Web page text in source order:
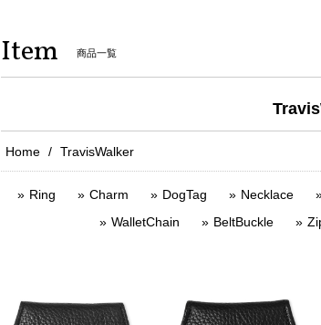
Item 商品一覧
Home TravisWalker
Ring Charm DogTag Necklace
WalletChain
BeltBuckle